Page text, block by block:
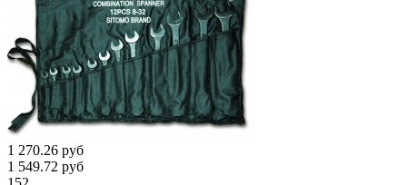
1 270.26 руб
1 549.72 руб